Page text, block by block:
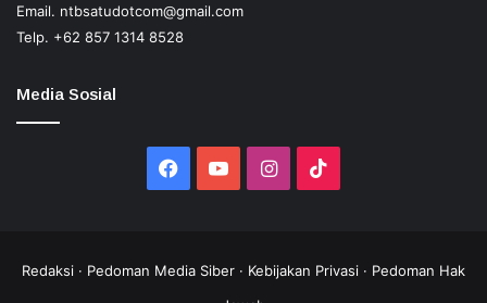
Email. ntbsatudotcom@gmail.com
Telp. +62 857 1314 8528
Media Sosial
Facebook
YouTubeInstagram
Redaksi · Pedoman Media Siber · Kebijakan Privasi · Pedoman Hak